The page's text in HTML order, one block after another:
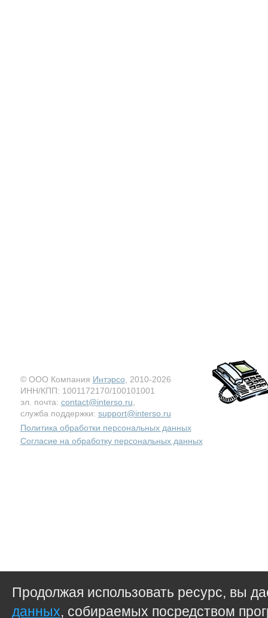
© ООО Компания Интэрсо , 2010-2026
ИНН/КПП: 1001172170/100101001
эл. почта: contact@interso.ru
служба поддержки: support@interso.ru
Политика обработки персональных данных
Согласие на обработку персональных данных
Продолжая использовать ресурс, вы
данных, собираемых посредством